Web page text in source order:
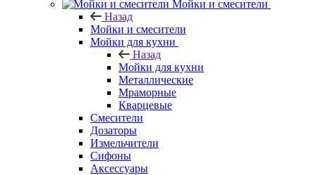
Мойки и смесители
Назад
Мойки и смесители
Мойки для кухни
Назад
Мойки для кухни
Металлические
Мраморные
Кварцевые
Смесители
Дозаторы
Измельчители
Сифоны
Аксессуары